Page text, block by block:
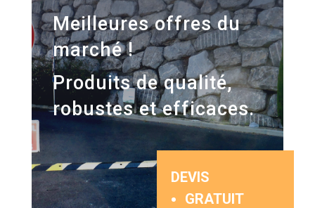
Meilleures offres du
marché !
Produits de qualité,
robustes et efficaces.
DEVIS
GRATUIT